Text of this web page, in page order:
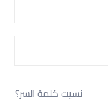
نسيت كلمة السر؟